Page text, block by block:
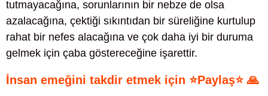
tutmayacağına, sorunlarının bir nebze de olsa
azalacağına, çektiği sıkıntıdan bir süreliğine kurtulup
rahat bir nefes alacağına ve çok daha iyi bir duruma
gelmek için çaba göstereceğine işarettir.
İnsan emeğini takdir etmek için ⭐Paylaş⭐ 🙏